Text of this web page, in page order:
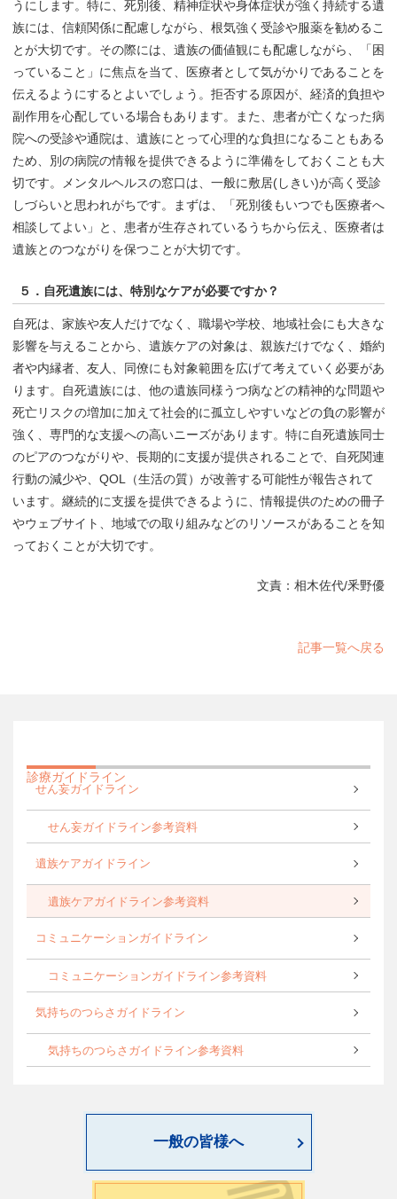
うにします。特に、死別後、精神症状や身体症状が強く持続する遺
族には、信頼関係に配慮しながら、根気強く受診や服薬を勧めるこ
とが大切です。その際には、遺族の価値観にも配慮しながら、「困
っていること」に焦点を当て、医療者として気がかりであることを
伝えるようにするとよいでしょう。拒否する原因が、経済的負担や
副作用を心配している場合もあります。また、患者が亡くなった病
院への受診や通院は、遺族にとって心理的な負担になることもある
ため、別の病院の情報を提供できるように準備をしておくことも大
切です。メンタルヘルスの窓口は、一般に敷居(しきい)が高く受診
しづらいと思われがちです。まずは、「死別後もいつでも医療者へ
相談してよい」と、患者が生存されているうちから伝え、医療者は
遺族とのつながりを保つことが大切です。
５．自死遺族には、特別なケアが必要ですか？
自死は、家族や友人だけでなく、職場や学校、地域社会にも大きな
影響を与えることから、遺族ケアの対象は、親族だけでなく、婚約
者や内縁者、友人、同僚にも対象範囲を広げて考えていく必要があ
ります。自死遺族には、他の遺族同様うつ病などの精神的な問題や
死亡リスクの増加に加えて社会的に孤立しやすいなどの負の影響が
強く、専門的な支援への高いニーズがあります。特に自死遺族同士
のピアのつながりや、長期的に支援が提供されることで、自死関連
行動の減少や、QOL（生活の質）が改善する可能性が報告されて
います。継続的に支援を提供できるように、情報提供のための冊子
やウェブサイト、地域での取り組みなどのリソースがあることを知
っておくことが大切です。
文責：相木佐代/釆野優
記事一覧へ戻る
診療ガイドライン
せん妄ガイドライン
せん妄ガイドライン参考資料
遺族ケアガイドライン
遺族ケアガイドライン参考資料
コミュニケーションガイドライン
コミュニケーションガイドライン参考資料
気持ちのつらさガイドライン
気持ちのつらさガイドライン参考資料
一般の皆様へ